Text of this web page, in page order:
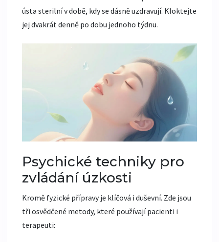
ústa sterilní v době, kdy se dásně uzdravují. Kloktejte
jej dvakrát denně po dobu jednoho týdnu.
Psychické techniky pro
zvládání úzkosti
Kromě fyzické přípravy je klíčová i duševní. Zde jsou
tři osvědčené metody, které používají pacienti i
terapeuti: